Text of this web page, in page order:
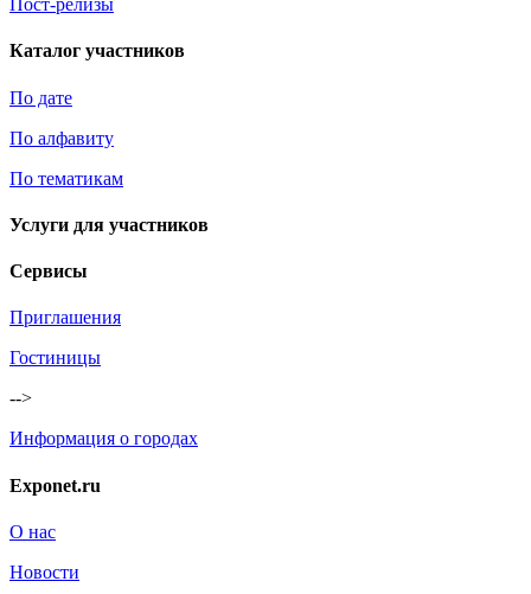
Пост-релизы
Каталог участников
По дате
По алфавиту
По тематикам
Услуги для участников
Сервисы
Приглашения
Гостиницы
-->
Информация о городах
Exponet.ru
О нас
Новости